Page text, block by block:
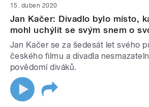
15. duben 2020
Jan Kačer: Divadlo bylo místo,
mohl uchýlit se svým snem o
Jan Kačer se za šedesát let svého
českého filmu a divadla
povědomí diváků.